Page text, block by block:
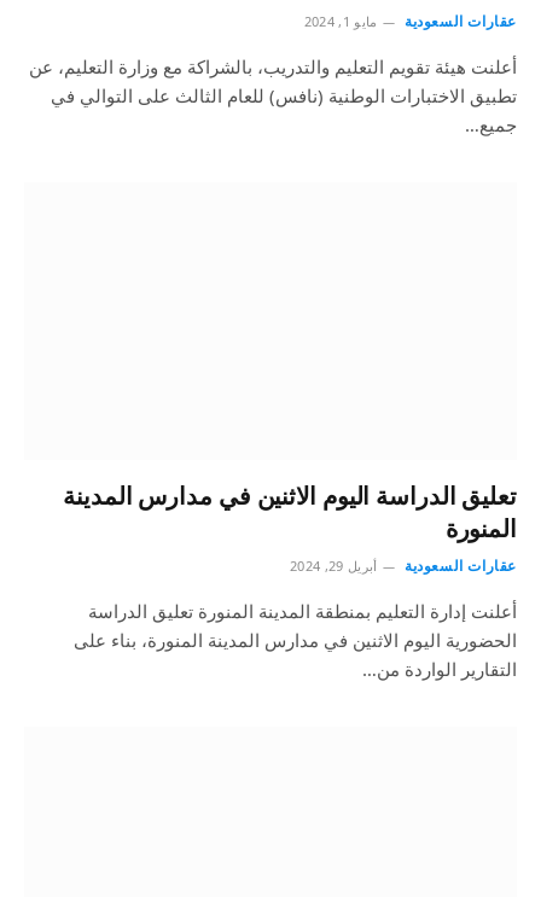
عقارات السعودية مايو 1, 2024
أعلنت هيئة تقويم التعليم والتدريب، بالشراكة مع وزارة التعليم، عن
تطبيق الاختبارات الوطنية (نافس) للعام الثالث على التوالي في
جميع…
تعليق الدراسة اليوم الاثنين في مدارس المدينة
المنورة
عقارات السعودية أبريل 29, 2024
أعلنت إدارة التعليم بمنطقة المدينة المنورة تعليق الدراسة
الحضورية اليوم الاثنين في مدارس المدينة المنورة، بناء على
التقارير الواردة من…